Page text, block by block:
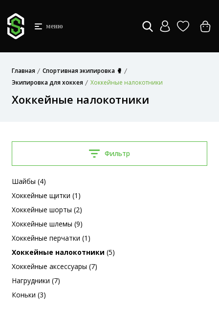
меню
Главная
Спортивная экипировка 🥊
Экипировка для хоккея
Хоккейные налокотники
Хоккейные налокотники
Фильтр
Шайбы (4)
Хоккейные щитки (1)
Хоккейные шорты (2)
Хоккейные шлемы (9)
Хоккейные перчатки (1)
Хоккейные налокотники (5)
Хоккейные аксессуары (7)
Нагрудники (7)
Коньки (3)